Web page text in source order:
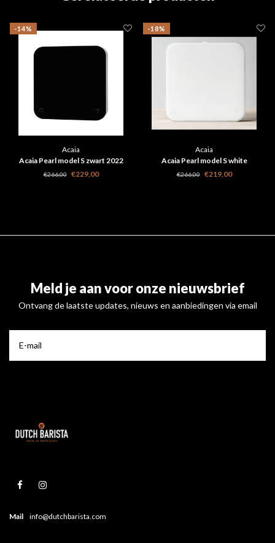
-14%
Acaia
Acaia Pearl model S zwart 2022
€266,00 €229,00
-18%
Acaia
Acaia Pearl model S white
€266,00 €219,00
Meld je aan voor onze nieuwsbrief
Ontvang de laatste updates, nieuws en aanbiedingen via email
Mail info@dutchbarista.com